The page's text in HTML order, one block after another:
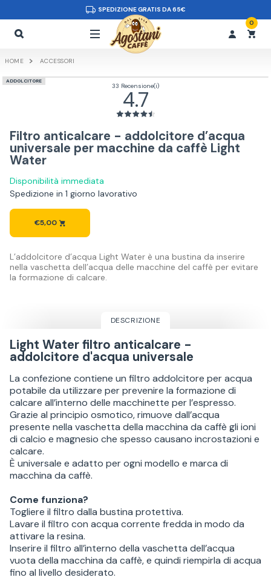
SPEDIZIONE GRATIS DA 65€
0
HOME ACCESSORI
ADDOLCITORE
33 Recensione(i)
4.7
Filtro anticalcare - addolcitore d’acqua
universale per macchine da caffè Light
Water
Disponibilità immediata
Spedizione in 1 giorno lavorativo
€5,00
L’addolcitore d’acqua Light Water è una bustina da inserire
nella vaschetta dell’acqua delle macchine del caffè per evitare
la formazione di calcare.
DESCRIZIONE
Light Water filtro anticalcare -
addolcitore d'acqua universale
La confezione contiene un filtro addolcitore per acqua
potabile da utilizzare per prevenire la formazione di
calcare all’interno delle macchinette per l’espresso.
Grazie al principio osmotico, rimuove dall’acqua
presente nella vaschetta della macchina da caffè gli ioni
di calcio e magnesio che spesso causano incrostazioni e
calcare.
È universale e adatto per ogni modello e marca di
macchina da caffè.
Come funziona?
Togliere il filtro dalla bustina protettiva.
Lavare il filtro con acqua corrente fredda in modo da
attivare la resina.
Inserire il filtro all’interno della vaschetta dell’acqua
vuota della macchina da caffè, e quindi riempirla di acqua
fino al livello desiderato.